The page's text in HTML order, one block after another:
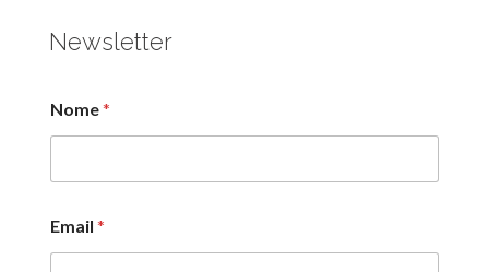
Newsletter
Nome*
Email *